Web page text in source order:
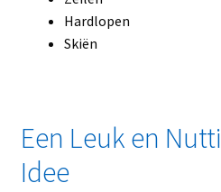
Hardlopen
Skiën
Een Leuk en
Idee